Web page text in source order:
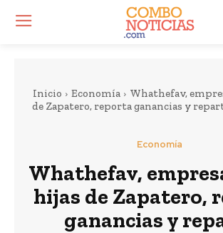
Inicio Economía
Whathefav,
de Zapatero, reporta ganancias y
Economía
Whathefav,
hijas de Zapatero,
ganancias y